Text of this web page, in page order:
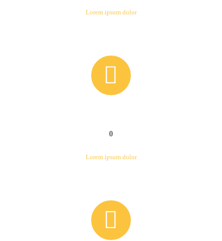
Lorem ipsum dolor


0
Lorem ipsum dolor

